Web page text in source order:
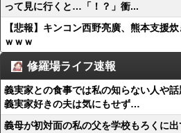
って見に行くと…「！？」衝...
【悲報】キンコン西野亮廣、熊本支援
ｗｗｗ
修羅場ライフ速報
義実家との食事では私の知らない人や
義実家好きの夫は気にもせず…
義母が初対面の私の父を学校もろくに